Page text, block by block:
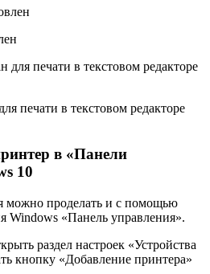
печати в текстовом редакторе
в «Панели
10
можно проделать и с помощью
Windows «Панель управления».
раздел настроек «Устройства
кнопку «Добавление принтера»